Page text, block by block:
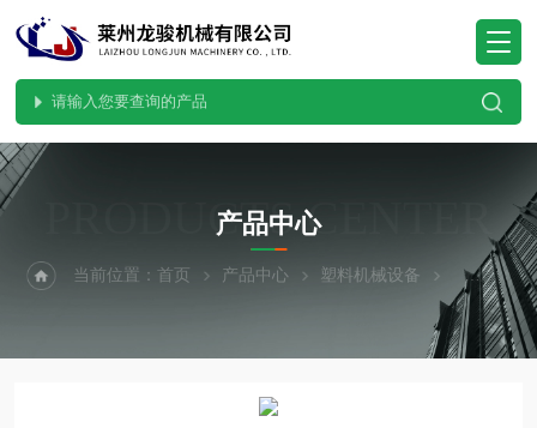
PRODUCTS CENTER
产品中心
当前位置：首页 产品中心 塑料机械设备 移动清水池